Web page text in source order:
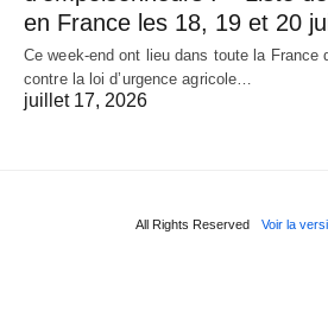
en France les 18, 19 et 20
Ce week-end ont lieu dans toute la France
contre la loi d’urgence agricole…
juillet 17, 2026
All Rights Reserved Voir la